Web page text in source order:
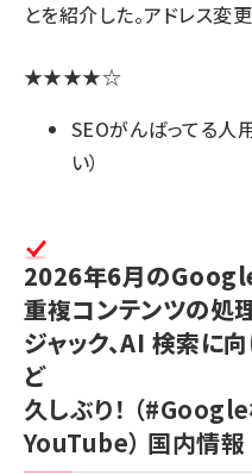
とを紹介した。アドレス変
★★★★☆
SEOがんばってる人
い）
2026年6月のGoogle
重複コンテンツの処
ジャック、AI 検索に
ど
久しぶり！ （
YouTube） 国内情報